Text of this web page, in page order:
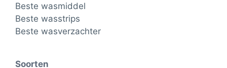
Beste wasmiddel
Beste wasstrips
Beste wasverzachter
Soorten